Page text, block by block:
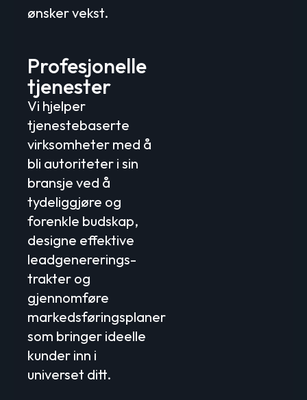
ønsker vekst.
Profesjonelle
tjenester
Vi hjelper
tjenestebaserte
virksomheter med å
bli autoriteter i sin
bransje ved å
tydeliggjøre og
forenkle budskap,
designe effektive
leadgenererings-
trakter og
gjennomføre
markedsføringsplaner
som bringer ideelle
kunder inn i
universet ditt.